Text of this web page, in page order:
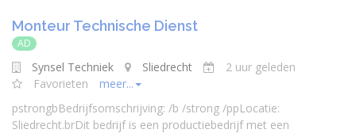
Monteur Technische Dienst
AD
Synsel Techniek Sliedrecht
2 uur geleden
Favorieten
meer...
pstrongbBedrijfsomschrijving: /b /strong /ppLocatie:
Sliedrecht.brDit bedrijf is een productiebedrijf met een